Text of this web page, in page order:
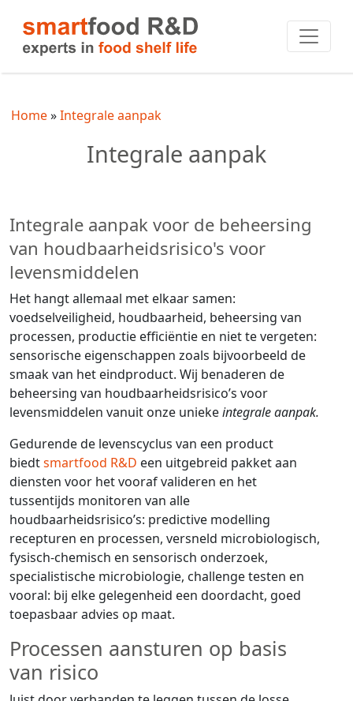
Home Integrale aanpak
Integrale aanpak
Integrale aanpak voor de beheersing
van houdbaarheidsrisico's voor
levensmiddelen
Het hangt allemaal met elkaar samen:
voedselveiligheid, houdbaarheid, beheersing van
processen, productie efficiëntie en niet te vergeten:
sensorische eigenschappen zoals bijvoorbeeld de
smaak van het eindproduct. Wij benaderen de
beheersing van houdbaarheidsrisico’s voor
levensmiddelen vanuit onze uniekeintegrale aanpak.
Gedurende de levenscyclus van een product
biedtsmartfood R&D een uitgebreid pakket aan
diensten voor het vooraf valideren en het
tussentijds monitoren van alle
houdbaarheidsrisico’s: predictive modelling
recepturen en processen, versneld microbiologisch,
fysisch-chemisch en sensorisch onderzoek,
specialistische microbiologie, challenge testen en
vooral: bij elke gelegenheid een doordacht, goed
toepasbaar advies op maat.
Processen aansturen op basis
van risico